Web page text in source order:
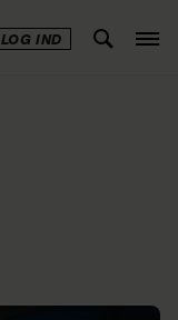
LOG IND